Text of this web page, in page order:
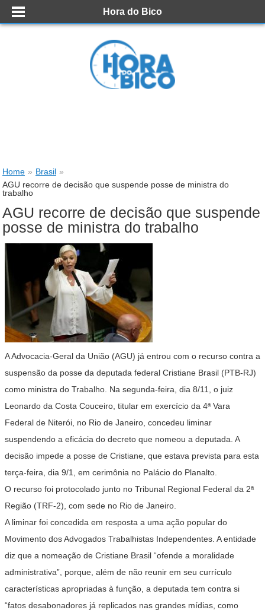
Hora do Bico
Home » Brasil »
AGU recorre de decisão que suspende posse de ministra do
trabalho
AGU recorre de decisão que suspende
posse de ministra do trabalho
A Advocacia-Geral da União (AGU) já entrou com o recurso contra a
suspensão da posse da deputada federal Cristiane Brasil (PTB-RJ)
como ministra do Trabalho. Na segunda-feira, dia 8/11, o juiz
Leonardo da Costa Couceiro, titular em exercício da 4ª Vara
Federal de Niterói, no Rio de Janeiro, concedeu liminar
suspendendo a eficácia do decreto que nomeou a deputada. A
decisão impede a posse de Cristiane, que estava prevista para esta
terça-feira, dia 9/1, em cerimônia no Palácio do Planalto.
O recurso foi protocolado junto no Tribunal Regional Federal da 2ª
Região (TRF-2), com sede no Rio de Janeiro.
A liminar foi concedida em resposta a uma ação popular do
Movimento dos Advogados Trabalhistas Independentes. A entidade
diz que a nomeação de Cristiane Brasil “ofende a moralidade
administrativa”, porque, além de não reunir em seu currículo
características apropriadas à função, a deputada tem contra si
“fatos desabonadores já replicados nas grandes mídias, como